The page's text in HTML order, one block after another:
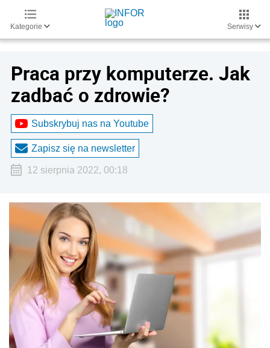
Kategorie Serwisy
Praca przy komputerze. Jak
zadbać o zdrowie?
Subskrybuj nas na Youtube
Zapisz się na newsletter
12 sierpnia 2022, 00:18